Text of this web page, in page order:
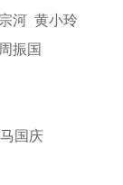
河 黄小玲
振国
国庆